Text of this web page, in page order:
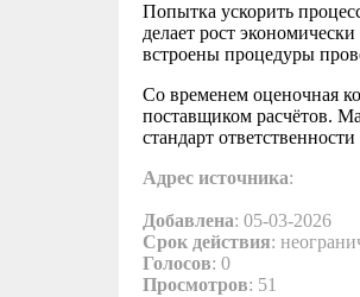
Попытка ускорить
делает рост
встроены процедуры
Со временем оценочная
поставщиком расчётов.
стандарт
Адрес источника:
Добавлена: 05-03-2026
Срок действия:
Голосов: 0
Просмотров: 51